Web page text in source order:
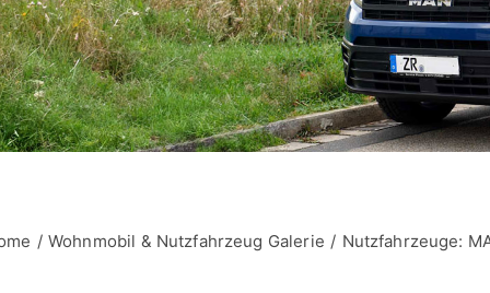
Wohnmobil & Nutzfahrzeug Galerie Nutzfahrzeuge: